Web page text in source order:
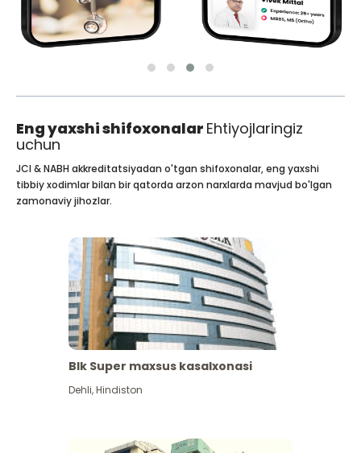
Eng yaxshi shifoxonalar Ehtiyojlaringiz
uchun
JCI & NABH akkreditatsiyadan o'tgan shifoxonalar, eng yaxshi
tibbiy xodimlar bilan bir qatorda arzon narxlarda mavjud bo'lgan
zamonaviy jihozlar.
Blk Super maxsus kasalxonasi
Dehli,Hindiston